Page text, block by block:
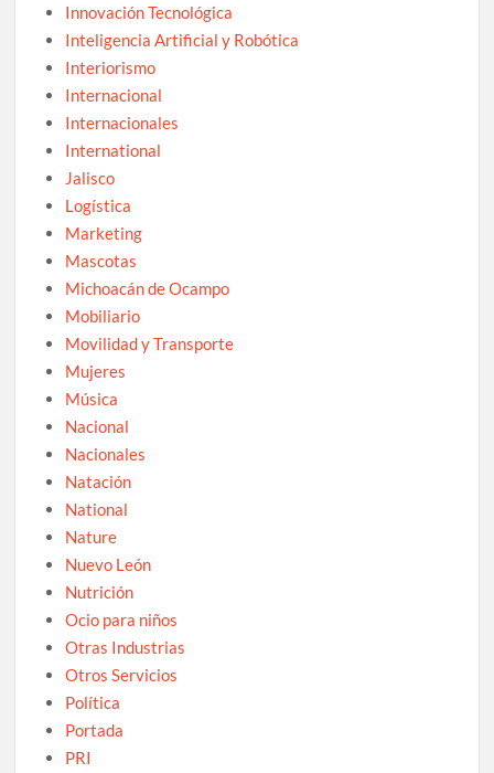
Innovación Tecnológica
Inteligencia Artificial y Robótica
Interiorismo
Internacional
Internacionales
International
Jalisco
Logística
Marketing
Mascotas
Michoacán de Ocampo
Mobiliario
Movilidad y Transporte
Mujeres
Música
Nacional
Nacionales
Natación
National
Nature
Nuevo León
Nutrición
Ocio para niños
Otras Industrias
Otros Servicios
Política
Portada
PRI